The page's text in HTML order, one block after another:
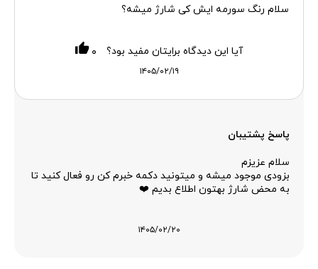
سلام رنگ سورمه ایش کی شارژ میشه؟
۱۴۰۵/۰۲/۱۹
آیا این دیدگاه برایتان مفید بود؟ ۰
پاسخ پشتیبان
سلام عزیزم
بزودی موجود میشه و میتونید دکمه خبرم کن رو فعال کنید تا
به محض شارژ بهتون اطلاع بدیم ❤️
۱۴۰۵/۰۲/۲۰